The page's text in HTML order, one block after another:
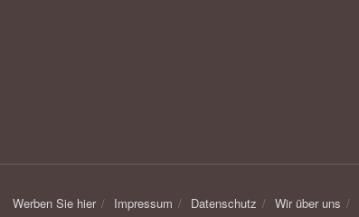
Werben Sie hier Impressum Datenschutz Wir über uns